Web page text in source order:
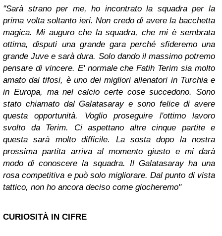
"Sarà strano per me, ho incontrato la squadra per la
prima volta soltanto ieri. Non credo di avere la bacchetta
magica. Mi auguro che la squadra, che mi è sembrata
ottima, disputi una grande gara perché sfideremo una
grande Juve e sarà dura. Solo dando il massimo potremo
pensare di vincere. E' normale che Fatih Terim sia molto
amato dai tifosi, è uno dei migliori allenatori in Turchia e
in Europa, ma nel calcio certe cose succedono. Sono
stato chiamato dal Galatasaray e sono felice di avere
questa opportunità. Voglio proseguire l'ottimo lavoro
svolto da Terim. Ci aspettano altre cinque partite e
questa sarà molto difficile. La sosta dopo la nostra
prossima partita arriva al momento giusto e mi darà
modo di conoscere la squadra. Il Galatasaray ha una
rosa competitiva e può solo migliorare. Dal punto di vista
tattico, non ho ancora deciso come giocheremo"
CURIOSITÀ IN CIFRE